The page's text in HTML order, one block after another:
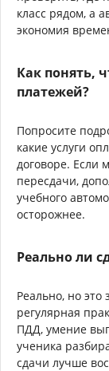
класс рядом, а
экономия
Как понять,
платежей?
Попросите
какие услуги
договоре. Если
пересдачи,
учебного
осторожнее.
Реально ли
Реально, но
регулярная
ПДД, умение
ученика
сдачи лучше